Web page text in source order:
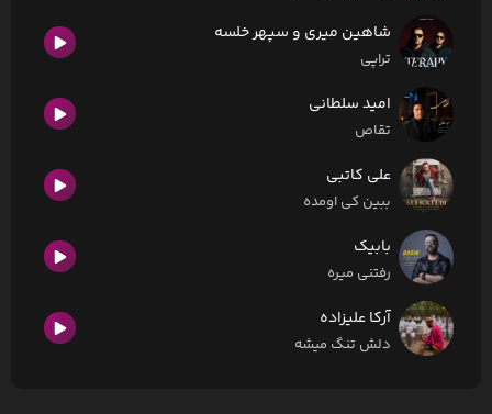
شاهین میری و سپهر خلسه
تراپی
امید سلطانی
تقاص
علی کاتبی
ببین کی اومده
بابیک
رفتنی میره
آرکا علیزاده
دلش تنگ میشه